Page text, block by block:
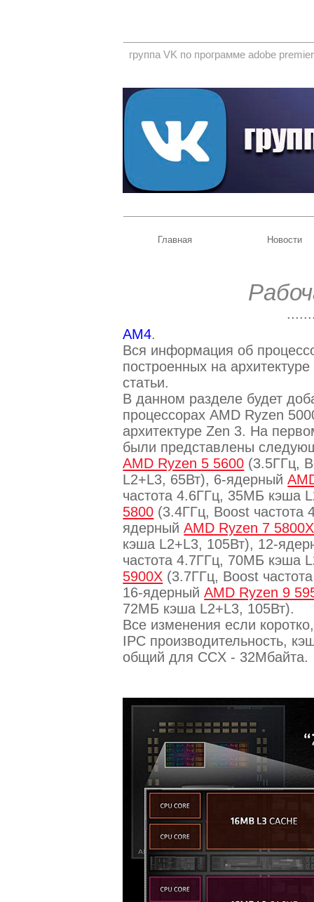
группа VK по программе adobe
Главная Новости
AM4.
Вся информация об
построенных на
статьи.
В данном разделе будет
процессорах AMD Ryzen
архитектуре Zen 3. На
были представлены
AMD Ryzen 5 5600 (3.5ГГц,
L2+L3, 65Вт), 6-ядерный
частота 4.6ГГц, 35МБ кэша
5800 (3.4ГГц, Boost
ядерныйAMD Ryzen 7 5800X
кэша L2+L3, 105Вт), 12-
частота 4.7ГГц, 70МБ кэша
5900X (3.7ГГц, Boost
16-ядерныйAMD Ryzen 9
72МБ кэша L2+L3, 105Вт).
Все изменения если
IPC производительность,
общий для CCX - 32Мбайта.